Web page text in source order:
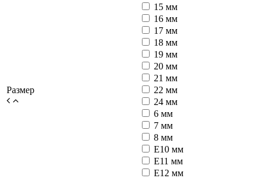
Размер
15 мм
16 мм
17 мм
18 мм
19 мм
20 мм
21 мм
22 мм
24 мм
6 мм
7 мм
8 мм
E10 мм
E11 мм
E12 мм